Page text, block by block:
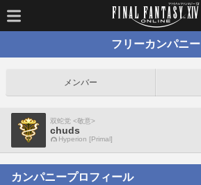
フリーカンパニー
メンバー
双蛇党 <敬意>
chuds
Hyperion [Primal]
カンパニープロフィール